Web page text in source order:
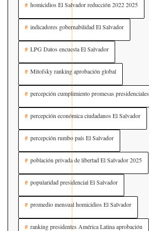
homicidios El Salvador reducción 2022 2025
indicadores gobernabilidad El Salvador
LPG Datos encuesta El Salvador
Mitofsky ranking aprobación global
percepción cumplimiento promesas presidenciales
percepción económica ciudadanos El Salvador
percepción rumbo país El Salvador
población privada de libertad El Salvador 2025
popularidad presidencial El Salvador
promedio mensual homicidios El Salvador
ranking presidentes América Latina aprobación